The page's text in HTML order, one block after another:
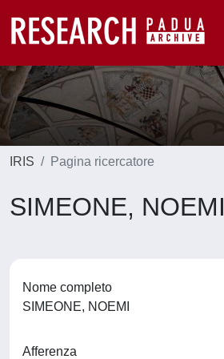
IRIS Pagina ricercatore
SIMEONE, NOEMI
Nome completo
SIMEONE, NOEMI
Afferenza